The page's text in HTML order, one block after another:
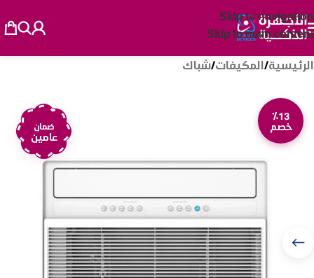
Skip to navigation
Skip to main content
الرئيسية/المكيفات/شباك
٪13
خصم
ضمان
عامين